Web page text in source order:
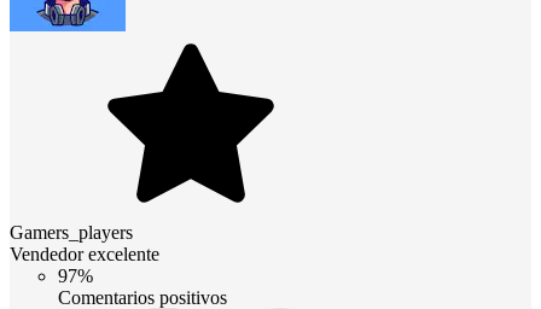
Gamers_players
Vendedor excelente
97%
Comentarios positivos